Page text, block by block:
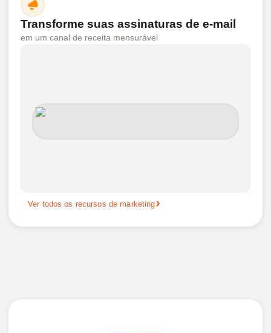
Transforme suas assinaturas de e-mail
em um canal de receita mensurável
Ver todos os recursos de marketing